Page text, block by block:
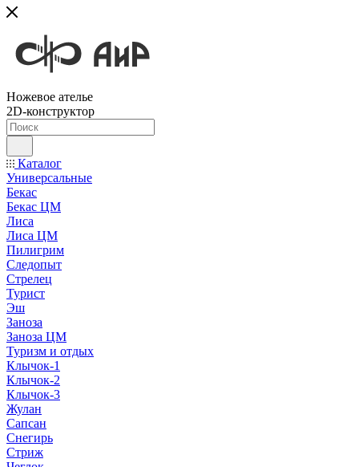
Ножевое ателье
2D-конструктор
Каталог
Универсальные
Бекас
Бекас ЦМ
Лиса
Лиса ЦМ
Пилигрим
Следопыт
Стрелец
Турист
Эш
Заноза
Заноза ЦМ
Туризм и отдых
Клычок-1
Клычок-2
Клычок-3
Жулан
Сапсан
Снегирь
Стриж